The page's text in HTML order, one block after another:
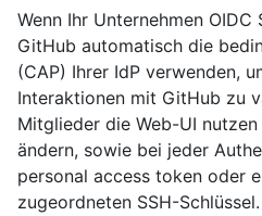
Wenn Ihr Unternehmen
GitHub automatisch die
(CAP) Ihrer IdP verwenden,
Interaktionen mit GitHub zu
Mitglieder die Web-UI
ändern, sowie bei jeder
personal access token oder
zugeordneten SSH-